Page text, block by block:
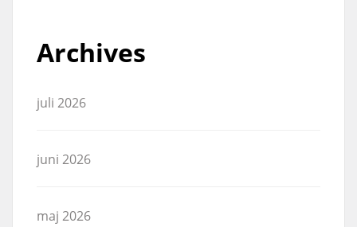
Archives
juli 2026
juni 2026
maj 2026